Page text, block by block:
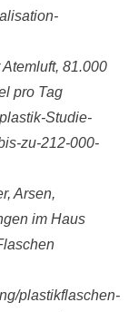
81.000
pro Tag
Studie-
zu-212-000-
Arsen,
im Haus
plastikflaschen-